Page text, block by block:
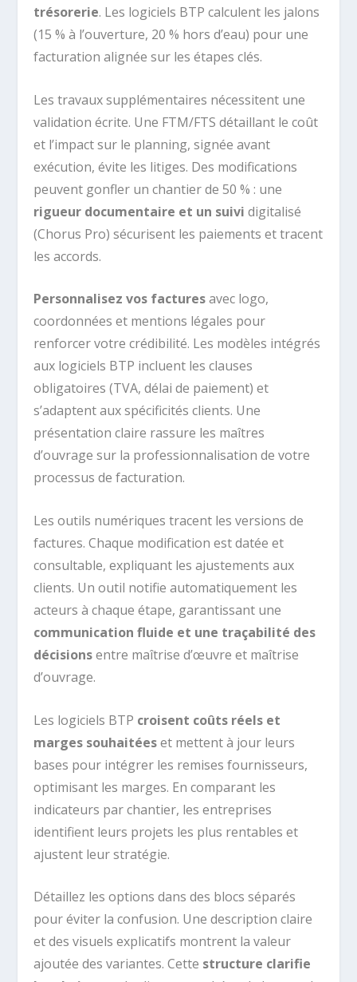
trésorerie. Les logiciels BTP calculent les jalons
(15 % à l’ouverture, 20 % hors d’eau) pour une
facturation alignée sur les étapes clés.
Les travaux supplémentaires nécessitent une
validation écrite. Une FTM/FTS détaillant le coût
et l’impact sur le planning, signée avant
exécution, évite les litiges. Des modifications
peuvent gonfler un chantier de 50 % : une
rigueur documentaire et un suivi digitalisé
(Chorus Pro) sécurisent les paiements et tracent
les accords.
Personnalisez vos facturesavec logo,
coordonnées et mentions légales pour
renforcer votre crédibilité. Les modèles intégrés
aux logiciels BTP incluent les clauses
obligatoires (TVA, délai de paiement) et
s’adaptent aux spécificités clients. Une
présentation claire rassure les maîtres
d’ouvrage sur la professionnalisation de votre
processus de facturation.
Les outils numériques tracent les versions de
factures. Chaque modification est datée et
consultable, expliquant les ajustements aux
clients. Un outil notifie automatiquement les
acteurs à chaque étape, garantissant une
communication fluide et une traçabilité des
décisionsentre maîtrise d’œuvre et maîtrise
d’ouvrage.
Les logiciels BTP croisent coûts réels et
marges souhaitéeset mettent à jour leurs
bases pour intégrer les remises fournisseurs,
optimisant les marges. En comparant les
indicateurs par chantier, les entreprises
identifient leurs projets les plus rentables et
ajustent leur stratégie.
Détaillez les options dans des blocs séparés
pour éviter la confusion. Une description claire
et des visuels explicatifs montrent la valeur
ajoutée des variantes. Cette structure clarifie